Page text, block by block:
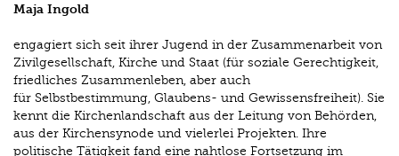
Maja Ingold
engagiert sich seit ihrer Jugend in der Zusammenarbeit von
Zivilgesellschaft, Kirche und Staat (für soziale Gerechtigkeit,
friedliches Zusammenleben, aber auch
für Selbstbestimmung, Glaubens- und Gewissensfreiheit). Sie
kennt die Kirchenlandschaft aus der Leitung von Behörden,
aus der Kirchensynode und vielerlei Projekten. Ihre
politische Tätigkeit fand eine nahtlose Fortsetzung im